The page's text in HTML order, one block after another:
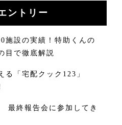
ントリー
施設の実績！特助くんの
目で徹底解説
る「宅配クック123」
最終報告会に参加してき